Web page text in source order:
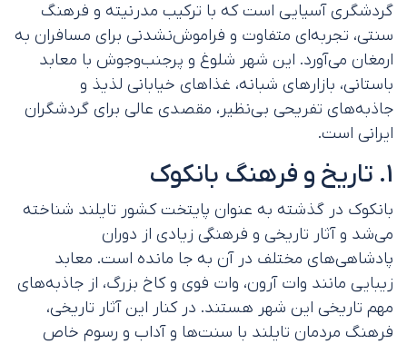
گردشگری آسیایی است که با ترکیب مدرنیته و فرهنگ
سنتی، تجربه‌ای متفاوت و فراموش‌نشدنی برای مسافران به
ارمغان می‌آورد. این شهر شلوغ و پرجنب‌وجوش با معابد
باستانی، بازارهای شبانه، غذاهای خیابانی لذیذ و
جاذبه‌های تفریحی بی‌نظیر، مقصدی عالی برای گردشگران
ایرانی است.
1. تاریخ و فرهنگ بانکوک
بانکوک در گذشته به عنوان پایتخت کشور تایلند شناخته
می‌شد و آثار تاریخی و فرهنگی زیادی از دوران
پادشاهی‌های مختلف در آن به جا مانده است. معابد
زیبایی مانند وات آرون، وات فوی و کاخ بزرگ، از جاذبه‌های
مهم تاریخی این شهر هستند. در کنار این آثار تاریخی،
فرهنگ مردمان تایلند با سنت‌ها و آداب و رسوم خاص